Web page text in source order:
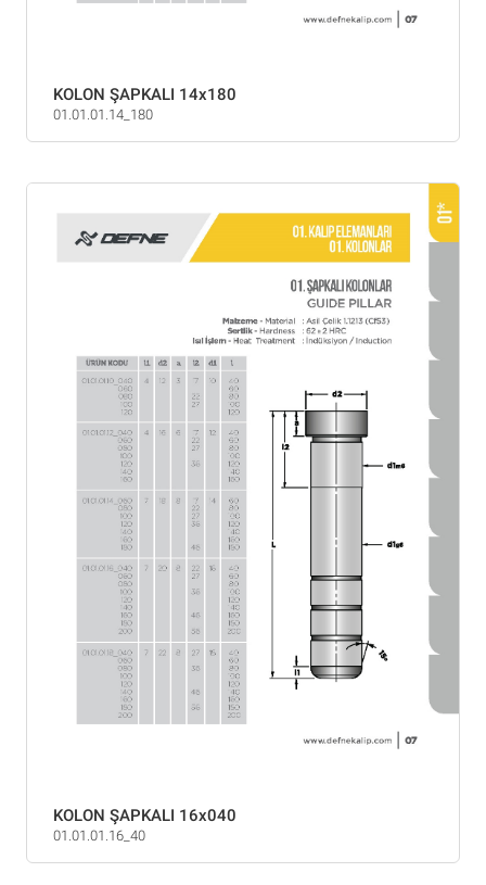
KOLON ŞAPKALI 14x180
01.01.01.14_180
KOLON ŞAPKALI 16x040
01.01.01.16_40